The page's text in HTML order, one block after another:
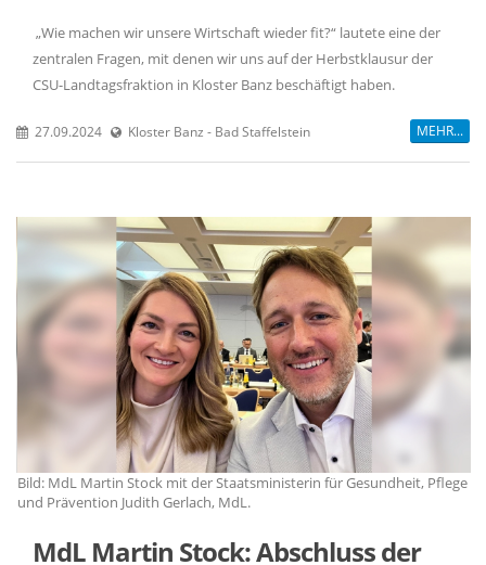
Wie machen wir unsere Wirtschaft wieder fit?“ lautete eine der
zentralen Fragen, mit denen wir uns auf der Herbstklausur der
CSU-Landtagsfraktion in Kloster Banz beschäftigt haben.
27.09.2024 Kloster Banz - Bad Staffelstein MEHR...
Bild: MdL Martin Stock mit der Staatsministerin für Gesundheit, Pflege
und Prävention Judith Gerlach, MdL.
MdL Martin Stock: Abschluss der